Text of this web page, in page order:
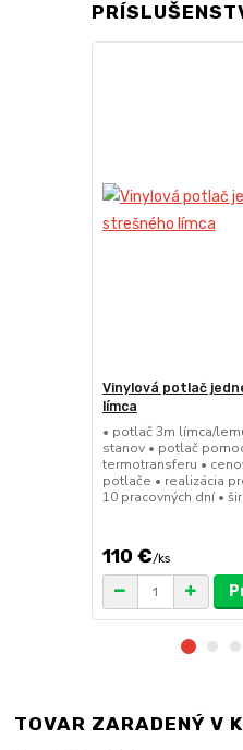
Vinylová potlač
límca
• potlač 3m límca/
stanov • potlač
termotransferu •
potlače • realizácia
10 pracovných dní •
110 €/ks
TOVAR ZARADENÝ V